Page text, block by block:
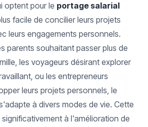
optent pour le portage salarial
facile de concilier leurs projets
leurs engagements personnels.
parents souhaitant passer plus de
les voyageurs désirant explorer
ou les entrepreneurs
leurs projets personnels, le
à divers modes de vie. Cette
à l'amélioration de